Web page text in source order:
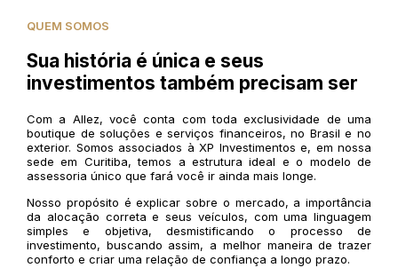
QUEM SOMOS
Sua história é única e seus
investimentos também precisam ser
Com a Allez, você conta com toda exclusividade de uma
boutique de soluções e serviços financeiros, no Brasil e no
exterior. Somos associados à XP Investimentos e, em nossa
sede em Curitiba, temos a estrutura ideal e o modelo de
assessoria único que fará você ir ainda mais longe.
Nosso propósito é explicar sobre o mercado, a importância
da alocação correta e seus veículos, com uma linguagem
simples e objetiva, desmistificando o processo de
investimento, buscando assim, a melhor maneira de trazer
conforto e criar uma relação de confiança a longo prazo.